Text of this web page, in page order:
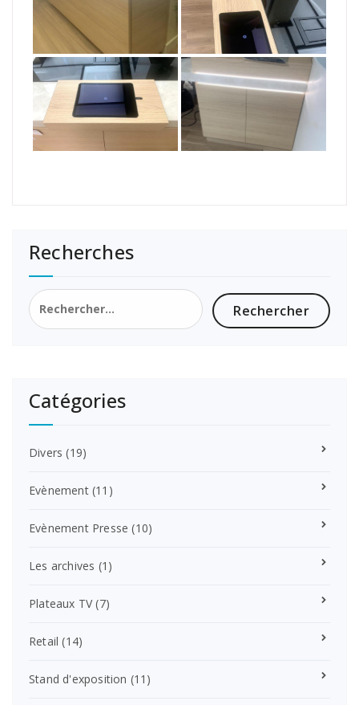
Recherches
Rechercher :
Catégories
Divers (19)
Evènement(11)
Evènement Presse (10)
Les archives (1)
Plateaux TV(7)
Retail (14)
Stand d'exposition (11)